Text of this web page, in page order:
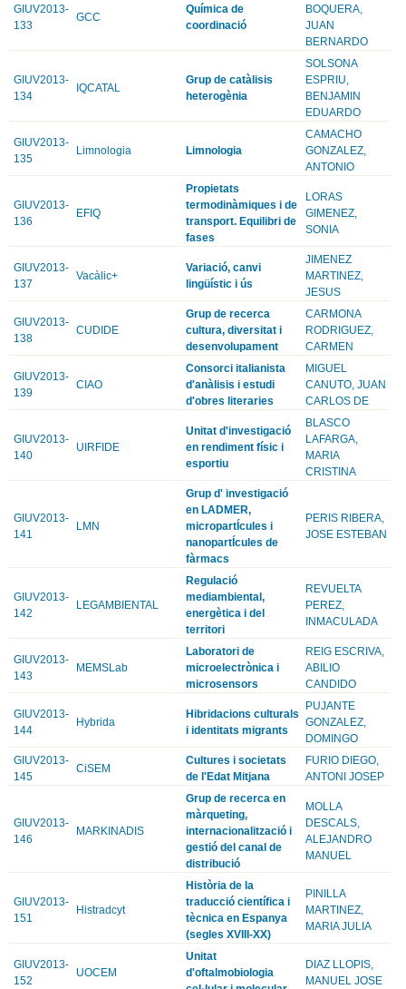
GIUV2013-
133
GCC
Química de
coordinació
BOQUERA,
JUAN
BERNARDO
GIUV2013-
134
IQCATAL
Grup de catàlisis
heterogènia
SOLSONA
ESPRIU,
BENJAMIN
EDUARDO
GIUV2013-
135
Limnologia Limnologia
CAMACHO
GONZALEZ,
ANTONIO
GIUV2013-
136
EFIQ
Propietats
termodinàmiques i de
transport. Equilibri de
fases
LORAS
GIMENEZ,
SONIA
GIUV2013-
137
Vacàlic+
Variació, canvi
lingüístic i ús
JIMENEZ
MARTINEZ,
JESUS
GIUV2013-
138
CUDIDE
Grup de recerca
cultura, diversitat i
desenvolupament
CARMONA
RODRIGUEZ,
CARMEN
GIUV2013-
139
CIAO
Consorci italianista
d'anàlisis i estudi
d'obres literaries
MIGUEL
CANUTO, JUAN
CARLOS DE
GIUV2013-
140
UIRFIDE
Unitat d'investigació
en rendiment físic i
esportiu
BLASCO
LAFARGA,
MARIA
CRISTINA
GIUV2013-
141
LMN
Grup d' investigació
en LADMER,
micropartÍcules i
nanopartÍcules de
fàrmacs
PERIS RIBERA,
JOSE ESTEBAN
GIUV2013-
142
LEGAMBIENTAL
Regulació
mediambiental,
energètica i del
territori
REVUELTA
PEREZ,
INMACULADA
GIUV2013-
143
MEMSLab
Laboratori de
microelectrònica i
microsensors
REIG ESCRIVA,
ABILIO
CANDIDO
GIUV2013-
144
Hybrida
Hibridacions culturals
i identitats migrants
PUJANTE
GONZALEZ,
DOMINGO
GIUV2013-
145
CiSEM
Cultures i societats
de l'Edat Mitjana
FURIO DIEGO,
ANTONI JOSEP
GIUV2013-
146
MARKINADIS
Grup de recerca en
màrqueting,
internacionalització i
gestió del canal de
distribució
MOLLA
DESCALS,
ALEJANDRO
MANUEL
GIUV2013-
151
Histradcyt
Història de la
traducció científica i
tècnica en Espanya
(segles XVIII-XX)
PINILLA
MARTINEZ,
MARIA JULIA
GIUV2013-
152
UOCEM
Unitat
d'oftalmobiologia
DIAZ LLOPIS,
MANUEL JOSE